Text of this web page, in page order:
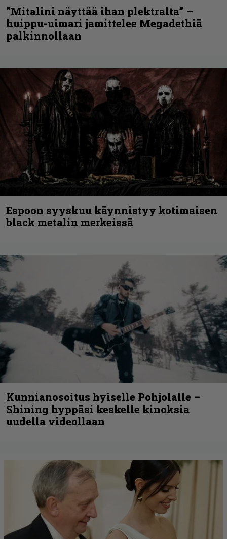
”Mitalini näyttää ihan plektralta” –
huippu-uimari jamittelee Megadethiä
palkinnollaan
Espoon syyskuu käynnistyy kotimaisen
black metalin merkeissä
Kunnianosoitus hyiselle Pohjolalle –
Shining hyppäsi keskelle kinoksia
uudella videollaan